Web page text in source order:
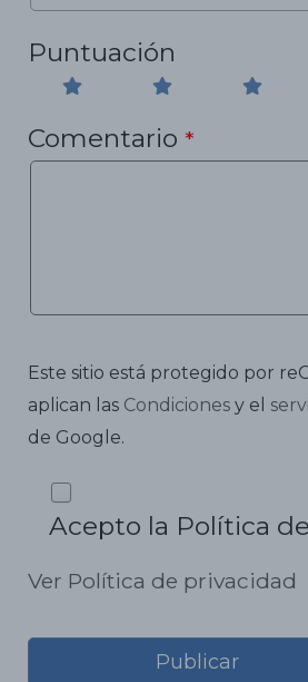
Puntuación
Comentario *
Este sitio está protegido por
aplican las Condiciones y el
de Google.
Acepto la Política
Ver Política de privacidad